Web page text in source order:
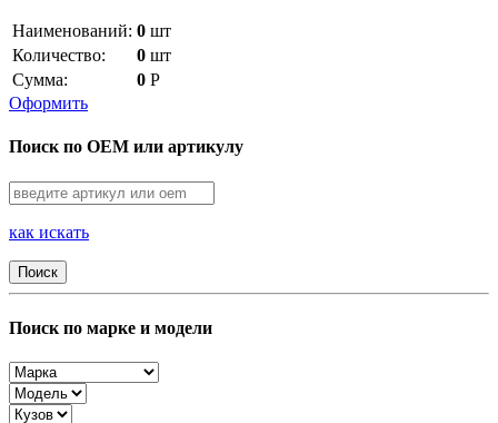
Наименований: 0 шт
Количество:
0 шт
Сумма:
0 Р
Оформить
Поиск по OEM или артикулу
как искать
Поиск
Поиск по марке и модели